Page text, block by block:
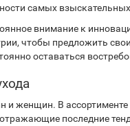
самых
внимание к
чтобы предложить
оставаться
женщин. В
последние